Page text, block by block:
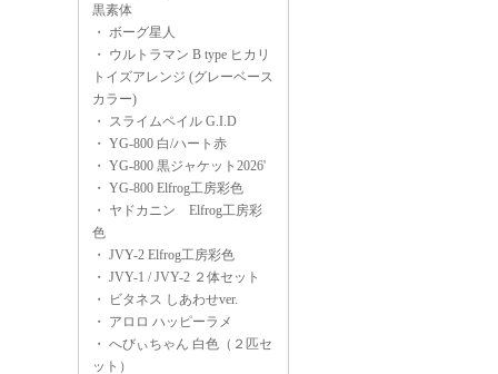
黒素体
・ ボーグ星人
・ ウルトラマン B type ヒカリ
トイズアレンジ (グレーベース
カラー)
・ スライムペイル G.I.D
・ YG-800 白/ハート赤
・ YG-800 黒ジャケット2026'
・ YG-800 Elfrog工房彩色
・ ヤドカニン Elfrog工房彩
色
・ JVY-2 Elfrog工房彩色
・ JVY-1 / JVY-2 ２体セット
・
ビタネス しあわせver.
・ アロロ ハッピーラメ
・ へびぃちゃん 白色（２匹セ
ット）